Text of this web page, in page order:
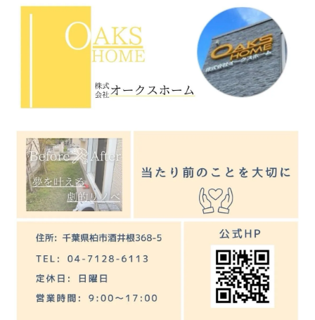
ット
マグネットパネル対応で収納性と快適性両
キッチン壁をマグネット仕様にする方法解
説
マグネット対応キッチンパネルの選び方ポ
イント
キッチン壁マグネット化で家事が効率化す
る理由
リフォーム時に知りたいパネル設置範囲の選び
キッチンパネルはどこまで貼るべきか徹底
解説